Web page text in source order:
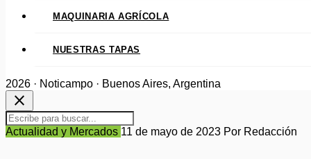
MAQUINARIA AGRÍCOLA
NUESTRAS TAPAS
2026 · Noticampo · Buenos Aires, Argentina
close
Actualidad y Mercados 11 de mayo de 2023 Por Redacción